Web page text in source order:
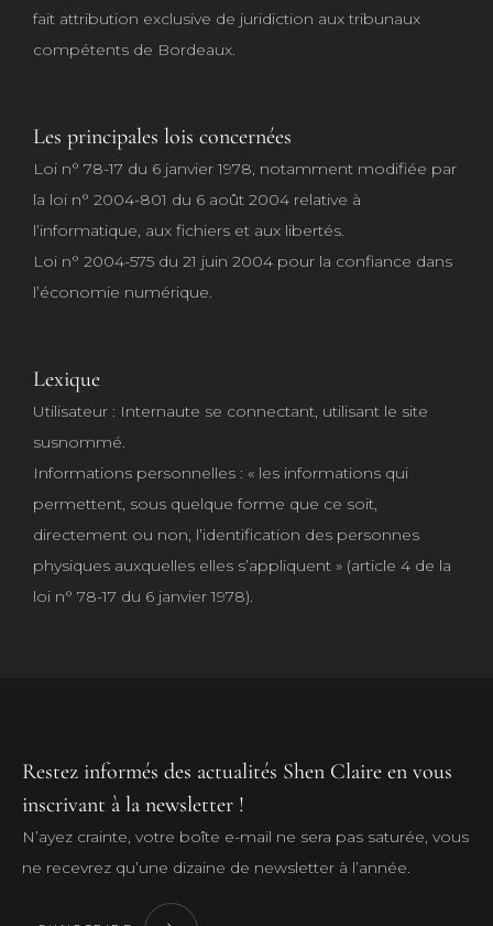
fait attribution exclusive de juridiction aux tribunaux
compétents de Bordeaux.
Les principales lois concernées
Loi n° 78-17 du 6 janvier 1978, notamment modifiée par
la loi n° 2004-801 du 6 août 2004 relative à
l’informatique, aux fichiers et aux libertés.
Loi n° 2004-575 du 21 juin 2004 pour la confiance dans
l’économie numérique.
Lexique
Utilisateur : Internaute se connectant, utilisant le site
susnommé.
Informations personnelles : « les informations qui
permettent, sous quelque forme que ce soit,
directement ou non, l’identification des personnes
physiques auxquelles elles s’appliquent » (article 4 de la
loi n° 78-17 du 6 janvier 1978).
Restez informés des actualités Shen Claire en vous
inscrivant à la newsletter !
N’ayez crainte, votre boîte e-mail ne sera pas saturée, vous
ne recevrez qu’une dizaine de newsletter à l’année.